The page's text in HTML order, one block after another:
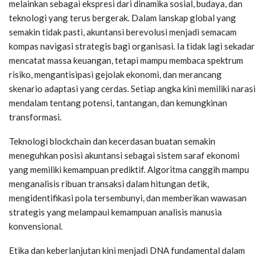
melainkan sebagai ekspresi dari dinamika sosial, budaya, dan
teknologi yang terus bergerak. Dalam lanskap global yang
semakin tidak pasti, akuntansi berevolusi menjadi semacam
kompas navigasi strategis bagi organisasi. Ia tidak lagi sekadar
mencatat massa keuangan, tetapi mampu membaca spektrum
risiko, mengantisipasi gejolak ekonomi, dan merancang
skenario adaptasi yang cerdas. Setiap angka kini memiliki narasi
mendalam tentang potensi, tantangan, dan kemungkinan
transformasi.
Teknologi blockchain dan kecerdasan buatan semakin
meneguhkan posisi akuntansi sebagai sistem saraf ekonomi
yang memiliki kemampuan prediktif. Algoritma canggih mampu
menganalisis ribuan transaksi dalam hitungan detik,
mengidentifikasi pola tersembunyi, dan memberikan wawasan
strategis yang melampaui kemampuan analisis manusia
konvensional.
Etika dan keberlanjutan kini menjadi DNA fundamental dalam